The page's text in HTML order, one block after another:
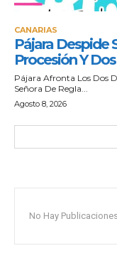
CANARIAS
Pájara Despide
Procesión Y
Pájara Afronta Los Dos
Señora De Regla...
Agosto 8, 2026
No Hay